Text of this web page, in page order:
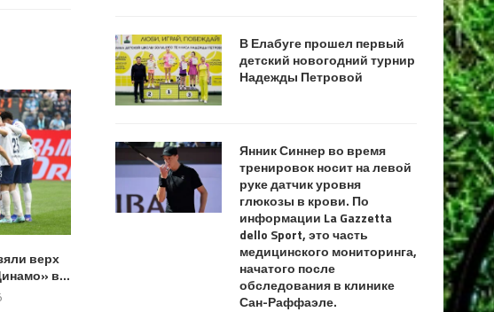
верх
в...
В Елабуге прошел первый
детский новогодний турнир
Надежды Петровой
Янник Синнер во время
тренировок носит на левой
руке датчик уровня
глюкозы в крови. По
информации La Gazzetta
dello Sport, это часть
медицинского мониторинга,
начатого после
обследования в клинике
Сан-Раффаэле.